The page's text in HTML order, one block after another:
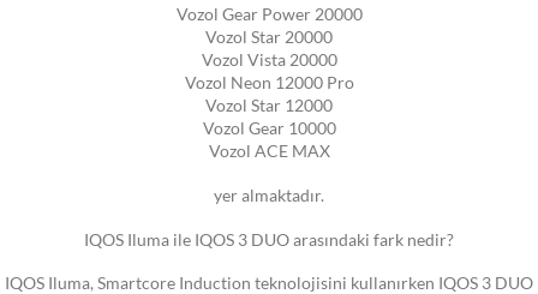
Vozol Gear Power 20000
Vozol Star 20000
Vozol Vista 20000
Vozol Neon 12000 Pro
Vozol Star 12000
Vozol Gear 10000
Vozol ACE MAX
yer almaktadır.
IQOS Iluma ile IQOS 3 DUO arasındaki fark nedir?
IQOS Iluma, Smartcore Induction teknolojisini kullanırken IQOS 3 DUO